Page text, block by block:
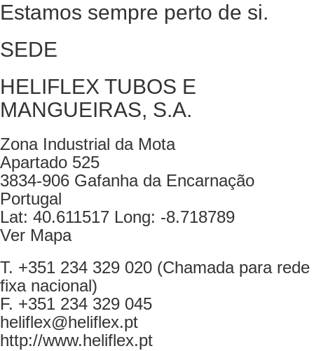
Estamos sempre perto de si.
SEDE
HELIFLEX TUBOS E
MANGUEIRAS, S.A.
Zona Industrial da Mota
Apartado 525
3834-906 Gafanha da Encarnação
Portugal
Lat: 40.611517 Long: -8.718789
Ver Mapa
T. +351 234 329 020 (Chamada para rede
fixa nacional)
F. +351 234 329 045
heliflex@heliflex.pt
http://www.heliflex.pt